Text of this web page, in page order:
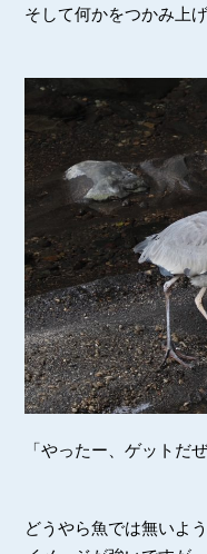
そして何かをつかみ上げ
「やったー、ゲットだぜ
どうやら魚では無いよ